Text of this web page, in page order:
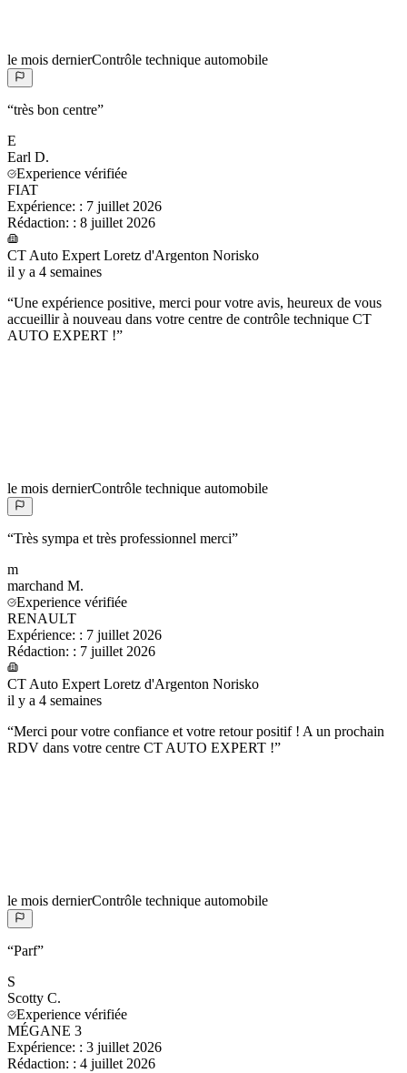
le mois dernierContrôle technique automobile
“très bon centre”
E
Earl D.
Experience vérifiée
FIAT
Expérience: : 7 juillet 2026
Rédaction: : 8 juillet 2026
CT Auto Expert Loretz d'Argenton Norisko
il y a 4 semaines
“Une expérience positive, merci pour votre avis, heureux de vous
accueillir à nouveau dans votre centre de contrôle technique CT
AUTO EXPERT !”
le mois dernierContrôle technique automobile
“Très sympa et très professionnel merci”
m
marchand M.
Experience vérifiée
RENAULT
Expérience: : 7 juillet 2026
Rédaction: : 7 juillet 2026
CT Auto Expert Loretz d'Argenton Norisko
il y a 4 semaines
“Merci pour votre confiance et votre retour positif ! A un prochain
RDV dans votre centre CT AUTO EXPERT !”
le mois dernierContrôle technique automobile
“Parf”
S
Scotty C.
Experience vérifiée
MÉGANE 3
Expérience: : 3 juillet 2026
Rédaction: : 4 juillet 2026